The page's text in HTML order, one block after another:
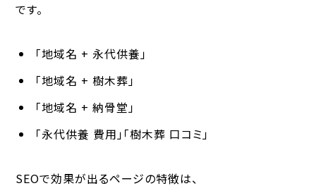
です。
「地域名 + 永代供養」
「地域名 + 樹木葬」
「地域名 + 納骨堂」
「永代供養 費用」「樹木葬 口コミ」
SEOで効果が出るページの特徴は、